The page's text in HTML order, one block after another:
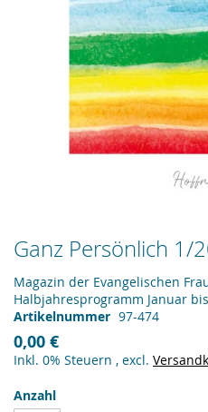
Ganz Persönlich 1/
Magazin der Evangelischen
Halbjahresprogramm Januar
Artikelnummer 97-474
0,00 €
Inkl. 0% Steuern , excl.
Anzahl
Zum
Anfang
der
Bildergalerie
springen